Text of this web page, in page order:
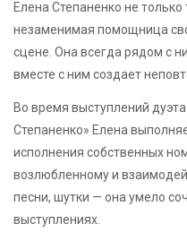
Елена Степаненко не только
незаменимая помощница
сцене. Она всегда рядом с
вместе с ним создает
Во время выступлений
Степаненко» Елена
исполнения собственных
возлюбленному и
песни, шутки — она умело
выступлениях.